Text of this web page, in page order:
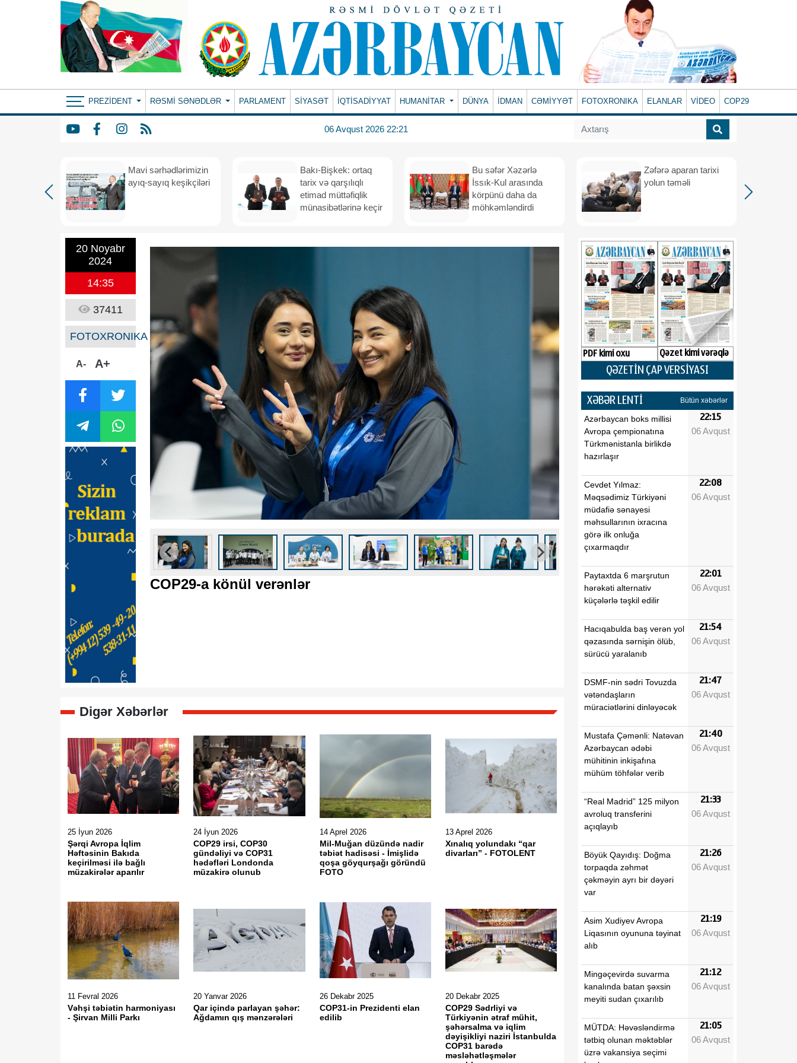
PREZIDENT RƏSMI SƏNƏDLƏR PARLAMENT SİYASƏT İQTİSADİYYAT HUMANITAR DÜNYA İDMAN CƏMİYYƏT FOTOXRONIKA ELANLAR VİDEO COP29
06 Avqust 2026 22:21
Mavi sərhədlərimizin
ayıq-sayıq keşikçiləri
Bakı-Bişkek: ortaq
tarix və qarşılıqlı
etimad müttəfiqlik
münasibətlərinə keçir
Bu səfər Xəzərlə
İssık-Kul arasında
körpünü daha da
möhkəmləndirdi
Zəfərə aparan tarixi
yolun təməli
20 Noyabr
2024
14:35
37411
FOTOXRONIKA
A- A+
COP29-a könül verənlər
Digər Xəbərlər
25 İyun 2026
Şərqi Avropa İqlim
Həftəsinin Bakıda
keçirilməsi ilə bağlı
müzakirələr aparılır
24 İyun 2026
COP29 irsi, COP30
gündəliyi və COP31
hədəfləri Londonda
müzakirə olunub
14 Aprel 2026
Mil-Muğan düzündə nadir
təbiət hadisəsi - İmişlidə
qoşa göyqurşağı göründü
FOTO
13 Aprel 2026
Xınalıq yolundakı “qar
divarları” - FOTOLENT
11 Fevral 2026
Vəhşi təbiətin harmoniyası
- Şirvan Milli Parkı
20 Yanvar 2026
Qar içində parlayan şəhər:
Ağdamın qış mənzərələri
26 Dekabr 2025
COP31-in Prezidenti elan
edilib
20 Dekabr 2025
COP29 Sədrliyi və
Türkiyənin ətraf mühit,
şəhərsalma və iqlim
dəyişikliyi naziri İstanbulda
COP31 barədə
məsləhətləşmələr
PDF kimi oxu Qəzet kimi vərəqlə
QƏZETİN ÇAP VERSİYASI
XƏBƏR LENTİ Bütün xəbərlər
Azərbaycan boks millisi
Avropa çempionatına
Türkmənistanla birlikdə
hazırlaşır
22:15
06 Avqust
Cevdet Yılmaz:
Məqsədimiz Türkiyəni
müdafiə sənayesi
məhsullarının ixracına
görə ilk onluğa
çıxarmaqdır
22:08
06 Avqust
Paytaxtda 6 marşrutun
hərəkəti alternativ
küçələrlə təşkil edilir
22:01
06 Avqust
Hacıqabulda baş verən yol
qəzasında sərnişin ölüb,
sürücü yaralanıb
21:54
06 Avqust
DSMF-nin sədri Tovuzda
vətəndaşların
müraciətlərini dinləyəcək
21:47
06 Avqust
Mustafa Çəmənli: Natəvan
Azərbaycan ədəbi
mühitinin inkişafına
mühüm töhfələr verib
21:40
06 Avqust
“Real Madrid” 125 milyon
avroluq transferini
açıqlayıb
21:33
06 Avqust
Böyük Qayıdış: Doğma
torpaqda zəhmət
çəkməyin ayrı bir dəyəri
var
21:26
06 Avqust
Asim Xudiyev Avropa
Liqasının oyununa təyinat
alıb
21:19
06 Avqust
Mingəçevirdə suvarma
kanalında batan şəxsin
meyiti sudan çıxarılıb
21:12
06 Avqust
MÜTDA: Həvəsləndirmə
tətbiq olunan məktəblər
üzrə vakansiya seçimi
21:05
06 Avqust